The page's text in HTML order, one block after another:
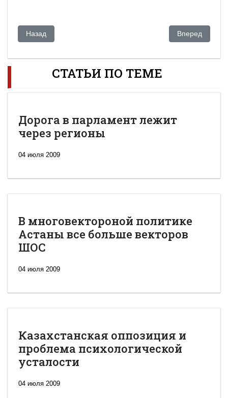
Предыдущий: Журнал ADAM вновь приговорён к штрафу
Назад Следующий:
Вперед
СТАТЬИ ПО ТЕМЕ
Дорога в парламент лежит
через регионы
04 июля 2009
В многовектороной политике
Астаны все больше векторов
ШОС
04 июля 2009
Казахстанская оппозиция и
проблема психологической
усталости
04 июля 2009